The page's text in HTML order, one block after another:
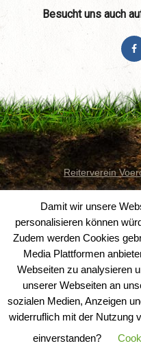
Besucht uns auch
Reiterverein
Damit wir unsere
personalisieren können
Zudem werden Cookies
Media Plattformen
Webseiten zu analysieren
unserer Webseiten an
sozialen Medien, Anzeigen
widerruflich mit der Nutzung
einverstanden?